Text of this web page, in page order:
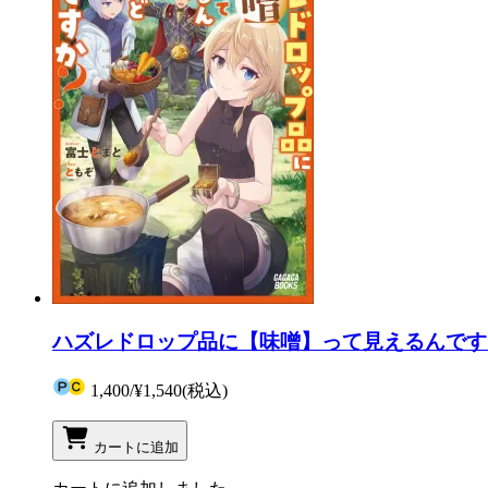
ハズレドロップ品に【味噌】って見えるんで
1,400/¥1,540(税込)
カートに追加